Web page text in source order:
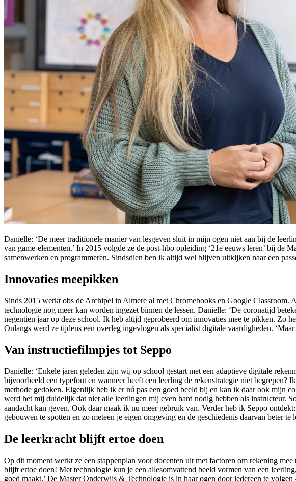
Danielle: ‘De meer traditionele manier van lesgeven sluit in mijn ogen niet aan bij de
van game-elementen.’ In 2015 volgde ze de post-hbo opleiding ‘21e eeuws leren’ bij de
samenwerken en programmeren. Sindsdien ben ik altijd wel blijven uitkijken naar een
Innovaties meepikken
Sinds 2015 werkt obs de Archipel in Almere al met Chromebooks en Google Classroom.
technologie nog meer kan worden ingezet binnen de lessen. Danielle: ‘De coronatijd
negentien jaar op deze school. Ik heb altijd geprobeerd om innovaties mee te pikken. Zo
Onlangs werd ze tijdens een overleg ingevlogen als specialist digitale vaardigheden.
Van instructiefilmpjes tot Seppo
Danielle: ‘Enkele jaren geleden zijn wij op school gestart met een adaptieve digitale
bijvoorbeeld een typefout en wanneer heeft een leerling de rekenstrategie niet
methode gedoken. Eigenlijk heb ik er nú pas een goed beeld bij en kan ik daar ook mijn
werd het mij duidelijk dat niet alle leerlingen mij even hard nodig hebben als instructeur.
aandacht kan geven. Ook daar maak ik nu meer gebruik van. Verder heb ik Seppo
gebouwen te spotten en zo meteen je eigen omgeving en de geschiedenis daarvan beter te
De leerkracht blijft ertoe doen
Op dit moment werkt ze een stappenplan voor docenten uit met factoren om rekening
blijft ertoe doen! Met technologie kun je een allesomvattend beeld vormen van een
goed maakt.’ De Master Onderwijs & Technologie is in haar ogen door iedereen te